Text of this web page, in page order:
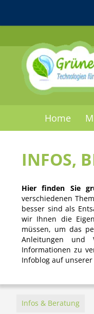
Home
INFOS,
Hier finden Sie
verschiedenen
besser sind als
wir Ihnen die
müssen, um das
Anleitungen und
Informationen zu
Infoblog auf
Infos & Beratung